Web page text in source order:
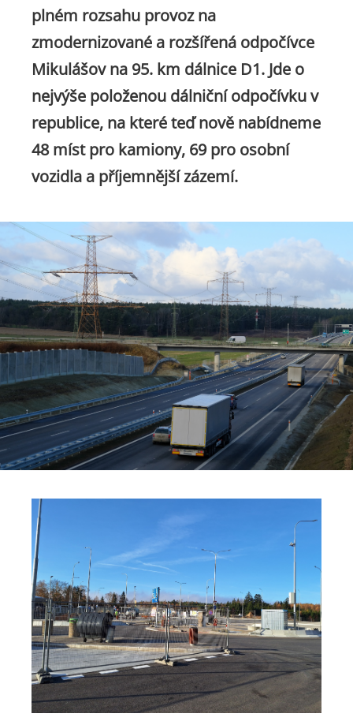
plném rozsahu provoz na
zmodernizované a rozšířená odpočívce
Mikulášov na 95. km dálnice D1. Jde o
nejvýše položenou dálniční odpočívku v
republice, na které teď nově nabídneme
48 míst pro kamiony, 69 pro osobní
vozidla a příjemnější zázemí.